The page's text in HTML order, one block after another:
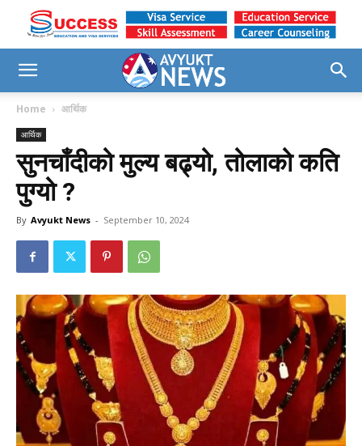
Home आर्थिक
आर्थिक
सुनचाँदीको मुल्य बढ्यो, तोलाको कति
पुग्यो ?
By Avyukt News - September 10, 2024